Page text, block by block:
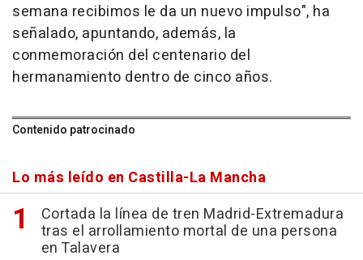
semana recibimos le da un nuevo impulso", ha
señalado, apuntando, además, la
conmemoración del centenario del
hermanamiento dentro de cinco años.
Contenido patrocinado
Lo más leído en Castilla-La Mancha
Cortada la línea de tren Madrid-Extremadura
tras el arrollamiento mortal de una persona
en Talavera